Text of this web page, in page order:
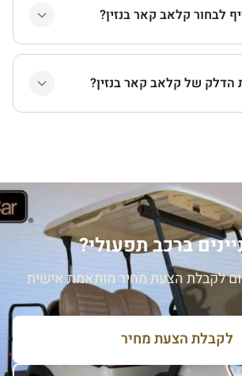
לבחור קלאב קאר בנזין?
הדלק של קלאב קאר בנזין?
ברכב תפעולי?
לקבלת הצעת מחיר מותאמת אישית
לקבלת הצעת מחיר